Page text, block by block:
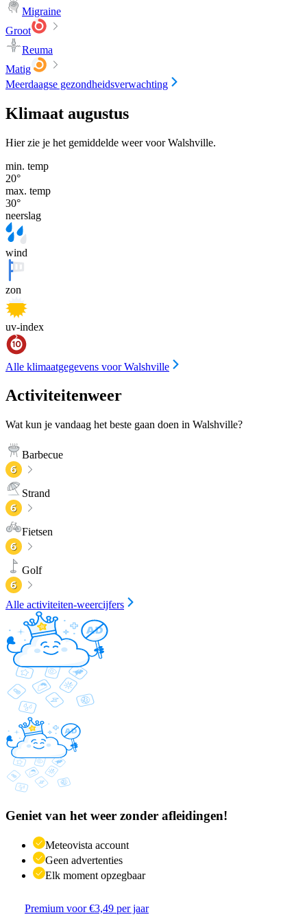
Migraine
Groot
Reuma
Matig
Meerdaagse gezondheidsverwachting
Klimaat augustus
Hier zie je het gemiddelde weer voor Walshville.
min. temp
20°
max. temp
30°
neerslag
wind
zon
uv-index
Alle klimaatgegevens voor Walshville
Activiteitenweer
Wat kun je vandaag het beste gaan doen in Walshville?
Barbecue
Strand
Fietsen
Golf
Alle activiteiten-weercijfers
Geniet van het weer zonder afleidingen!
Meteovista account
Geen advertenties
Elk moment opzegbaar
Premium voor €3,49 per jaar